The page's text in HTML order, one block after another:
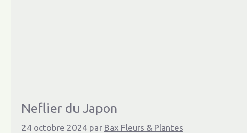
Neflier du Japon
24 octobre 2024 par Bax Fleurs & Plantes